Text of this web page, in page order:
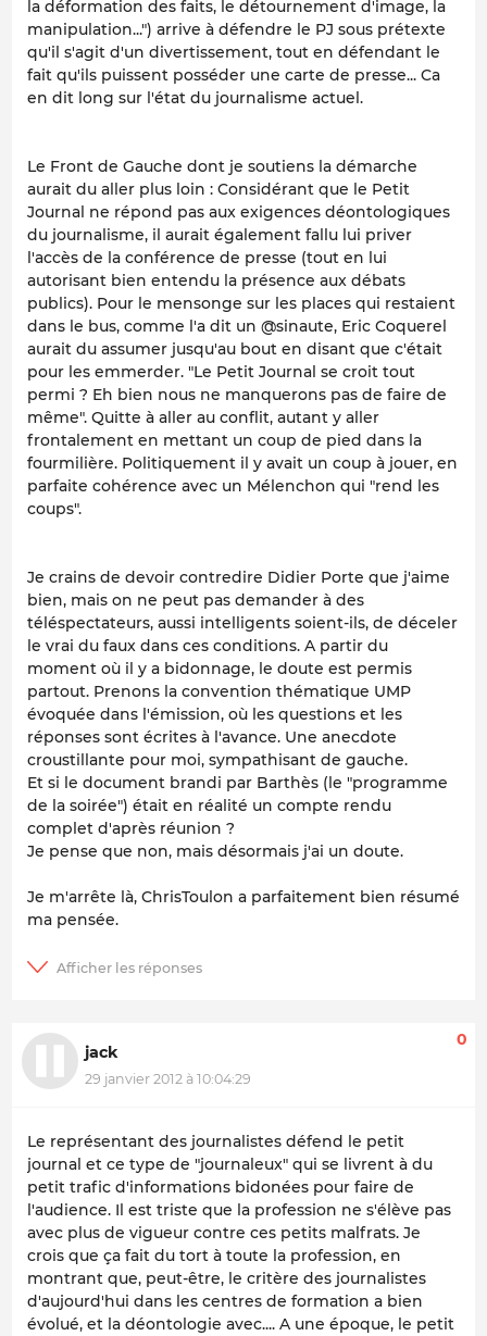
la déformation des faits, le détournement d'image, la
manipulation...") arrive à défendre le PJ sous prétexte
qu'il s'agit d'un divertissement, tout en défendant le
fait qu'ils puissent posséder une carte de presse... Ca
en dit long sur l'état du journalisme actuel.
Le Front de Gauche dont je soutiens la démarche
aurait du aller plus loin : Considérant que le Petit
Journal ne répond pas aux exigences déontologiques
du journalisme, il aurait également fallu lui priver
l'accès de la conférence de presse (tout en lui
autorisant bien entendu la présence aux débats
publics). Pour le mensonge sur les places qui restaient
dans le bus, comme l'a dit un @sinaute, Eric Coquerel
aurait du assumer jusqu'au bout en disant que c'était
pour les emmerder. "Le Petit Journal se croit tout
permi ? Eh bien nous ne manquerons pas de faire de
même". Quitte à aller au conflit, autant y aller
frontalement en mettant un coup de pied dans la
fourmilière. Politiquement il y avait un coup à jouer, en
parfaite cohérence avec un Mélenchon qui "rend les
coups".
Je crains de devoir contredire Didier Porte que j'aime
bien, mais on ne peut pas demander à des
téléspectateurs, aussi intelligents soient-ils, de déceler
le vrai du faux dans ces conditions. A partir du
moment où il y a bidonnage, le doute est permis
partout. Prenons la convention thématique UMP
évoquée dans l'émission, où les questions et les
réponses sont écrites à l'avance. Une anecdote
croustillante pour moi, sympathisant de gauche.
Et si le document brandi par Barthès (le "programme
de la soirée") était en réalité un compte rendu
complet d'après réunion ?
Je pense que non, mais désormais j'ai un doute.
Je m'arrête là, ChrisToulon a parfaitement bien résumé
ma pensée.
jack
29 janvier 2012 à 10:04:29
0
Le représentant des journalistes défend le petit
journal et ce type de "journaleux" qui se livrent à du
petit trafic d'informations bidonées pour faire de
l'audience. Il est triste que la profession ne s'élève pas
avec plus de vigueur contre ces petits malfrats. Je
crois que ça fait du tort à toute la profession, en
montrant que, peut-être, le critère des journalistes
d'aujourd'hui dans les centres de formation a bien
évolué, et la déontologie avec.... A une époque, le petit